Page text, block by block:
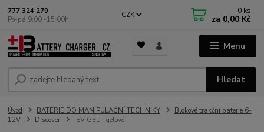
Menu
CZK
Hledat
777 324 279
Po-pá 9:00 -15:00h
0 ks
za 0,00 Kč
Úvod BATERIE DO MANIPULAČNÍ TECHNIKY
Blokové trakční baterie 6-
12V
Discover EV GEL - gelové